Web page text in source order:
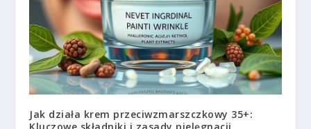
Jak działa krem przeciwzmarszczkowy 35+: